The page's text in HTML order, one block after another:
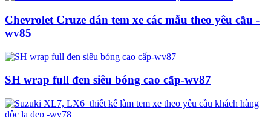
Chevrolet Cruze dán tem xe các mẫu theo yêu cầu -
wv85
SH wrap full đen siêu bóng cao cấp-wv87